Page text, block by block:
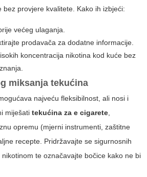
bez provjere kvalitete. Kako ih izbjeći:
većeg ulaganja.
prodavača za dodatne informacije.
koncentracija nikotina kod kuće bez
miksanja tekućina
najveću fleksibilnost, ali nosi i
miješati tekućina za e cigarete
opremu (mjerni instrumenti, zaštitne
recepte. Pridržavajte se sigurnosnih
te označavajte bočice kako ne bi